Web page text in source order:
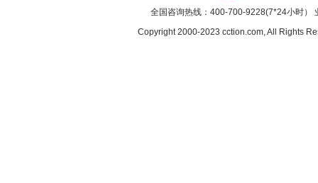
全国咨询热线：400-700-9228(7*24小时）
Copyright 2000-2023 cction.com, All Rights